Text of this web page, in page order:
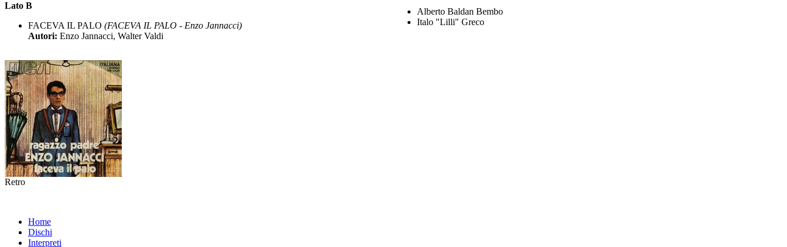
Lato B
FACEVA IL PALO (FACEVA IL PALO - Enzo Jannacci)
Autori: Enzo Jannacci, Walter Valdi
Alberto Baldan Bembo
Italo "Lilli" Greco
Retro
Home
Dischi
Interpreti